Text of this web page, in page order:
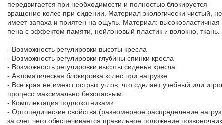
передвигается при необходимости и полностью блокируется
вращение колес при сидении. Материал экологически чистый, не
имеет запаха и приятен на ощупь. Материал: высокоэластичная
пена с эффектом памяти, нейлоновый пластик и волокно, ткань.
- Возможность регулировки высоты кресла
- Возможность регулировки глубины спинки кресла
- Возможность регулировки высоты сиденья кресла
- Автоматическая блокировка колес при нагрузке
- Все края не имеют острых углов, что сделает учебный или
процесс максимально безопасным
- Комплектация подлокотниками
- Ортопедические свойства (равномерное распределение
за счет чего обеспечивается правильное положение